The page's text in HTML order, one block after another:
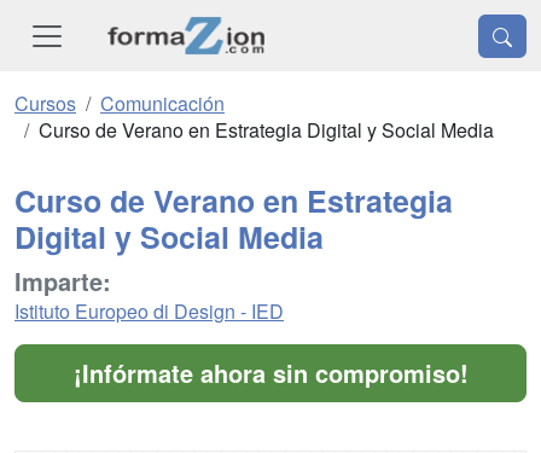
Cursos
Comunicación
Curso de Verano en Estrategia Digital y Social Media
Curso de Verano en Estrategia
Digital y Social Media
Imparte:
Istituto Europeo di Design - IED
¡Infórmate ahora sin compromiso!